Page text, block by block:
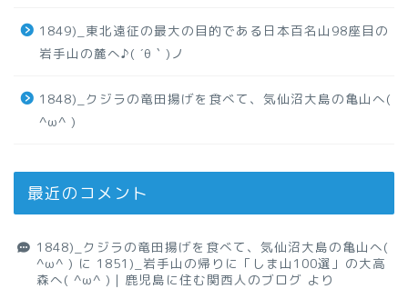
1849)_東北遠征の最大の目的である日本百名山98座目の
岩手山の麓へ♪( ´θ｀)ノ
1848)_クジラの竜田揚げを食べて、気仙沼大島の亀山へ(
^ω^ )
最近のコメント
1848)_クジラの竜田揚げを食べて、気仙沼大島の亀山へ(
^ω^ ) に 1851)_岩手山の帰りに「しま山100選」の大高
森へ( ^ω^ )｜鹿児島に住む関西人のブログ より